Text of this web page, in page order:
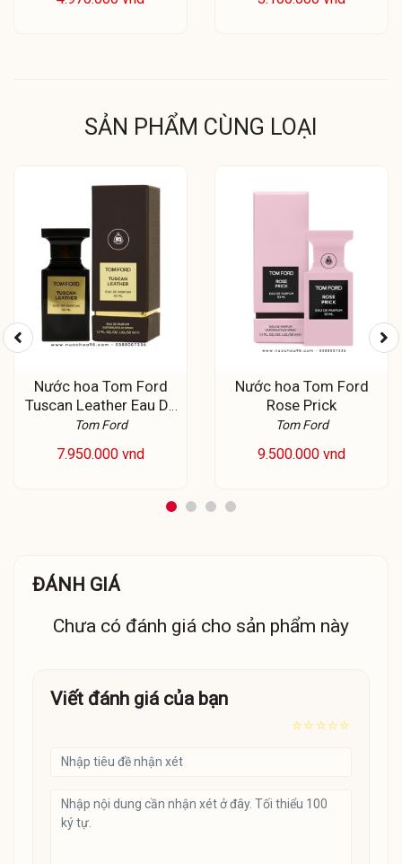
SẢN PHẨM CÙNG LOẠI
Nước hoa Tom Ford
Tuscan Leather Eau De
Parfum
Tom Ford
7.950.000 vnd
Nước hoa Tom Ford
Rose Prick
Tom Ford
9.500.000 vnd
ĐÁNH GIÁ
Chưa có đánh giá cho sản phẩm này
Viết đánh giá của bạn
☆
☆
☆
☆
☆